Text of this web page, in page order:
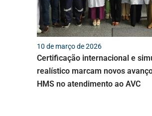
10 de março de 2026
Certificação internacional e
realístico marcam novos
HMS no atendimento ao AVC